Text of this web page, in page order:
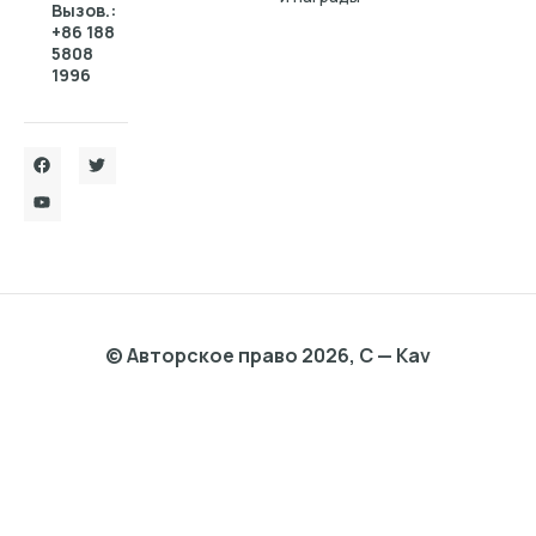
Вызов.:
+86 188
5808
1996
© Авторское право 2026, C — Kav